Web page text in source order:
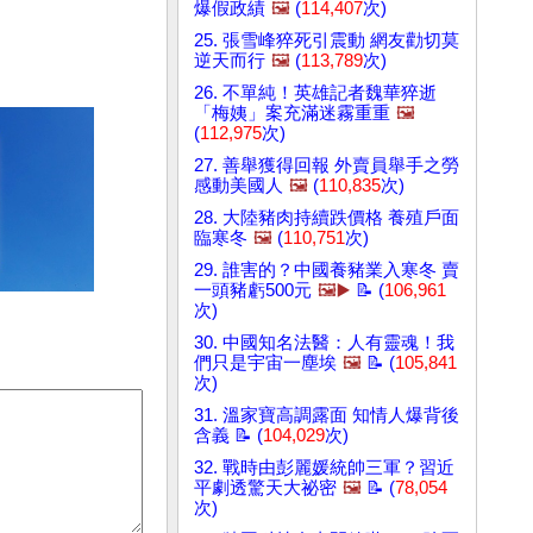
爆假政績 🖼️ (114,407次)
25. 張雪峰猝死引震動 網友勸切莫
逆天而行 🖼️ (113,789次)
26. 不單純！英雄記者魏華猝逝
「梅姨」案充滿迷霧重重 🖼️
(112,975次)
27. 善舉獲得回報 外賣員舉手之勞
感動美國人 🖼️ (110,835次)
28. 大陸豬肉持續跌價格 養殖戶面
臨寒冬 🖼️ (110,751次)
29. 誰害的？中國養豬業入寒冬 賣
一頭豬虧500元 🖼️▶️ 📝 (106,961
次)
30. 中國知名法醫：人有靈魂！我
們只是宇宙一塵埃 🖼️ 📝 (105,841
次)
31. 溫家寶高調露面 知情人爆背後
含義 📝 (104,029次)
32. 戰時由彭麗媛統帥三軍？習近
平劇透驚天大祕密 🖼️ 📝 (78,054
次)